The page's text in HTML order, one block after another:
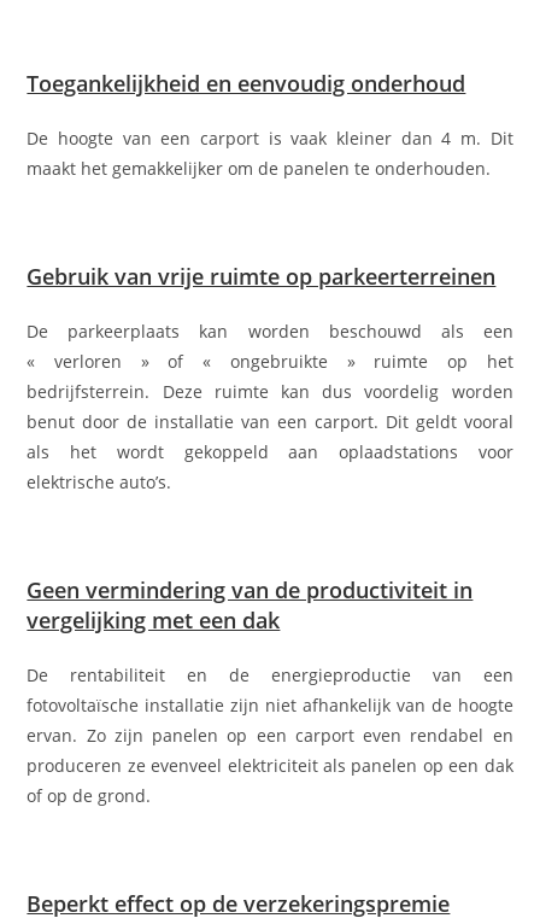
Toegankelijkheid en eenvoudig onderhoud
De hoogte van een carport is vaak kleiner dan 4 m. Dit
maakt het gemakkelijker om de panelen te onderhouden.
Gebruik van vrije ruimte op parkeerterreinen
De parkeerplaats kan worden beschouwd als een
« verloren » of « ongebruikte » ruimte op het
bedrijfsterrein. Deze ruimte kan dus voordelig worden
benut door de installatie van een carport. Dit geldt vooral
als het wordt gekoppeld aan oplaadstations voor
elektrische auto’s.
Geen vermindering van de productiviteit in
vergelijking met een dak
De rentabiliteit en de energieproductie van een
fotovoltaïsche installatie zijn niet afhankelijk van de hoogte
ervan. Zo zijn panelen op een carport even rendabel en
produceren ze evenveel elektriciteit als panelen op een dak
of op de grond.
Beperkt effect op de verzekeringspremie